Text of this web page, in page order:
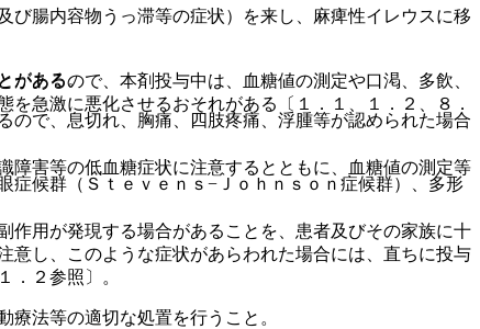
あるので、本剤投与中は、血糖値の測定や口渇、多飲、
急激に悪化させるおそれがある〔１．１、１．２、８．
害等の低血糖症状に注意するとともに、血糖値の測定等
用が発現する場合があることを、患者及びその家族に十
意し、このような症状があらわれた場合には、直ちに投与
．２参照〕。
法等の適切な処置を行うこと。
腸内容物うっ滞等の症状）を来し、麻痺性イレウスに移
がある。
で、息切れ、胸痛、四肢疼痛、浮腫等が認められた場合
候群（Ｓｔｅｖｅｎｓ−Ｊｏｈｎｓｏｎ症候群）、多形